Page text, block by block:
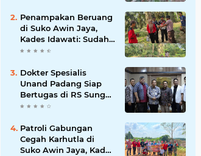
Penampakan Beruang
di Suko Awin Jaya,
Kades Idawati: Sudah
Lapor BKSDA Jambi
Dokter Spesialis
Unand Padang Siap
Bertugas di RS Sungai
Bahar, Bupati BBS
Patroli Gabungan
Cegah Karhutla di
Suko Awin Jaya, Kades